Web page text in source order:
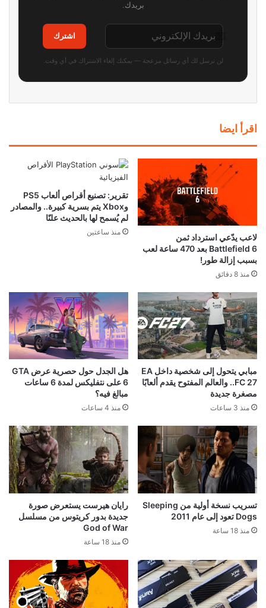
بريدك.
اشترك
لن نرسل لك أي رسائل مزعجة — يمكنك إلغاء الاشتراك في أي وقت.
اقرأ ايضا
لاعب يدّعي استرداد ثمن
Battlefield 6 بعد 470 ساعة لعب
بسبب إزالة طور!
منذ 8 دقائق
تقرير: تصنيع أقراص ألعاب PS5
وXbox يتم بسرية كبيرة.. والمصادر
لم يُسمح لها بالحديث علنًا
منذ ساعتين
مبابي يتحول إلى شخصية داخل EA
FC 27.. والعالم المفتوح يقدم ألعابًا
مصغرة جديدة
منذ 3 ساعات
هل الجدل حول حصرية عرض GTA
6 على نتفليكس لمدة 6 ساعات
مبالغ فيه؟
منذ 4 ساعات
تسريب نسخة أولية من Sleeping
Dogs تعود إلى عام 2011
منذ 18 ساعة
رايان هيرست يستعرض صورة
جديدة بدور كريتوس من مسلسل
God of War
منذ 18 ساعة